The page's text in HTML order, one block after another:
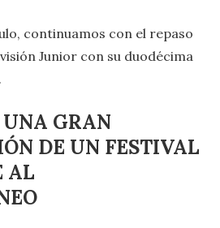
continuamos con el repaso
Junior con su duodécima
.
GRAN
DE UN FESTIVAL
AL